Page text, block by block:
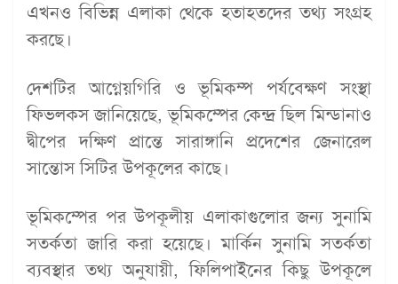
এখনও বিভিন্ন এলাকা থেকে হতাহতদের তথ্য সংগ্রহ
করছে।
দেশটির আগ্নেয়গিরি ও ভূমিকম্প পর্যবেক্ষণ সংস্থা
ফিভলকস জানিয়েছে, ভূমিকম্পের কেন্দ্র ছিল মিন্ডানাও
দ্বীপের দক্ষিণ প্রান্তে সারাঙ্গানি প্রদেশের জেনারেল
সান্তোস সিটির উপকূলের কাছে।
ভূমিকম্পের পর উপকূলীয় এলাকাগুলোর জন্য সুনামি
সতর্কতা জারি করা হয়েছে। মার্কিন সুনামি সতর্কতা
ব্যবস্থার তথ্য অনুযায়ী, ফিলিপাইনের কিছু উপকূলে